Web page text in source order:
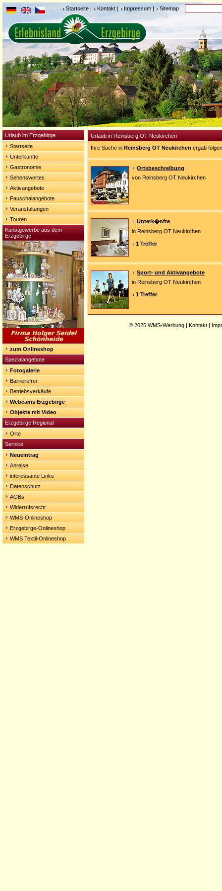
Startseite | Kontakt | Impressum| Sitemap
Urlaub im Erzgebirge
Startseite
Unterkünfte
Gastronomie
Sehenswertes
Aktivangebote
Pauschalangebote
Veranstaltungen
Touren
Kunstgewerbe aus dem
Erzgebirge
zum Onlineshop
Spezialangebote
Fotogalerie
Barrierefrei
Betriebsverkäufe
Webcams Erzgebirge
Objekte mit Video
Erzgebirge Regional
Orte
Service
Neueintrag
Anreise
interessante Links
Datenschutz
AGBs
Widerrufsrecht
WMS-Onlineshop
Erzgebirge-Onlineshop
WMS Textil-Onlineshop
Urlaub in Reinsberg OT Neukirchen
Ihre Suche in Reinsberg OT Neukirchen ergab
Ortsbeschreibung
von Reinsberg OT Neukirchen
Unterk�nfte
in Reinsberg OT Neukirchen
1 Treffer
Sport- und Aktivangebote
in Reinsberg OT Neukirchen
1 Treffer
© 2025 WMS-Werbung | Kontakt |